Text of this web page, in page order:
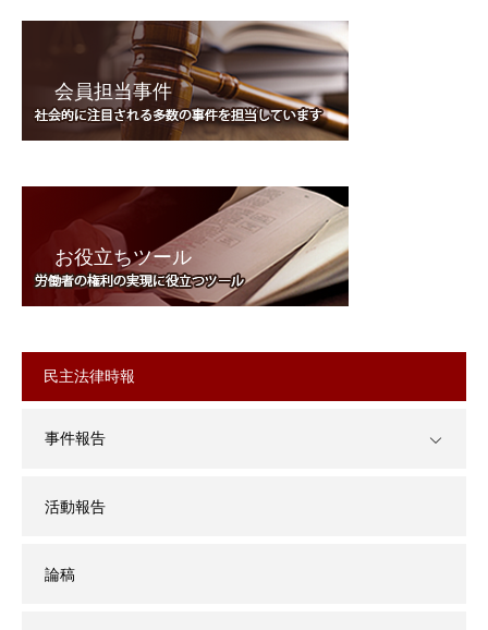
会員担当事件
お役立ちツール
民主法律時報
事件報告
活動報告
論稿